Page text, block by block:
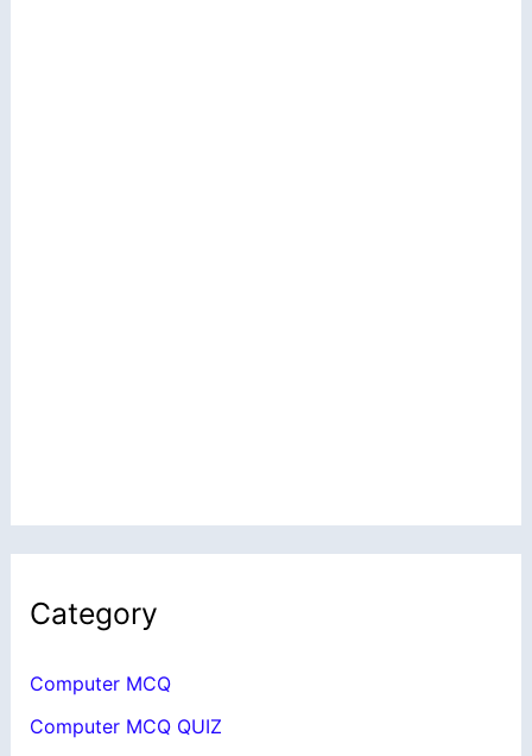
Category
Computer MCQ
Computer MCQ QUIZ